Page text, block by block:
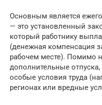
Основным является
— это установленный
который работнику
(денежная компенсация
рабочем месте). Помимо
дополнительные
особые условия труда
регионах или вредные